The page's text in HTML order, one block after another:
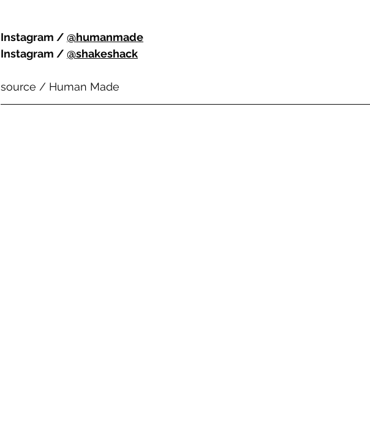
Instagram / @humanmade
Instagram / @shakeshack
source / Human Made